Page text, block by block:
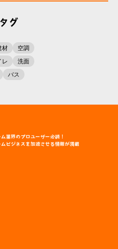
タグ
材
空調
レ
洗面
バス
業界のプロユーザー必読！
ビジネスを加速させる情報が満載